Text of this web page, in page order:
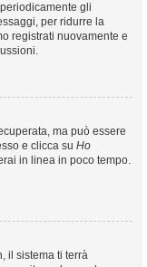
gli
per ridurre la
registrati nuovamente e
ma può essere
e clicca su Ho
in linea in poco tempo.
il sistema ti terrà